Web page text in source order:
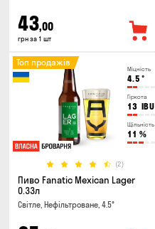
43,00
грн за 1 шт
Міцність
4.5 °
Гіркота
13 IBU
Щільність
11 %
(2)
Топ продажів
Пиво Fanatic Mexican Lager
0.33л
Світле, Нефільтроване, 4.5°